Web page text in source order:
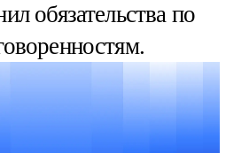
обязательства по